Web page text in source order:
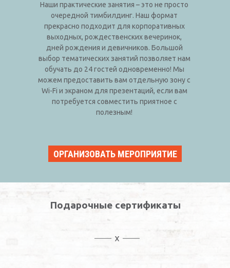
Наши практические занятия – это не просто
очередной тимбилдинг. Наш формат
прекрасно подходит для корпоративных
выходных, рождественских вечеринок,
дней рождения и девичников. Большой
выбор тематических занятий позволяет нам
обучать до 24 гостей одновременно! Мы
можем предоставить вам отдельную зону с
Wi-Fi и экраном для презентаций, если вам
потребуется совместить приятное с
полезным!
ОРГАНИЗОВАТЬ МЕРОПРИЯТИЕ
Подарочные сертификаты